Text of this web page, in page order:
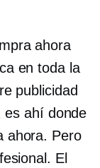
ahora
en toda la
publicidad
es ahí donde
ahora. Pero
El